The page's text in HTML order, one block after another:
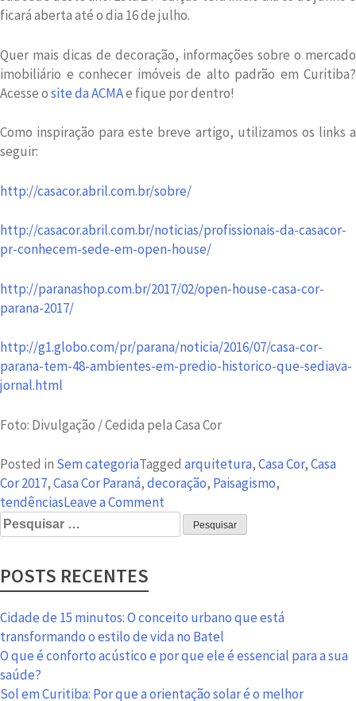
ficará aberta até o dia 16 de julho.
Quer mais dicas de decoração, informações sobre o mercado
imobiliário e conhecer imóveis de alto padrão em Curitiba?
Acesse osite da ACMAe fique por dentro!
Como inspiração para este breve artigo, utilizamos os links a
seguir:
http://casacor.abril.com.br/sobre/
http://casacor.abril.com.br/noticias/profissionais-da-casacor-
pr-conhecem-sede-em-open-house/
http://paranashop.com.br/2017/02/open-house-casa-cor-
parana-2017/
http://g1.globo.com/pr/parana/noticia/2016/07/casa-cor-
parana-tem-48-ambientes-em-predio-historico-que-sediava-
jornal.html
Foto: Divulgação / Cedida pela Casa Cor
Posted in Sem categoriaTagged arquitetura,Casa Cor,Casa
Cor 2017,Casa Cor Paraná,decoração, Paisagismo,
tendênciasLeave a Comment
Casa
Cor
data
e
sede
Pesquisar
por:
POSTS RECENTES
Cidade de 15 minutos: O conceito urbano que está
transformando o estilo de vida no Batel
O que é conforto acústico e por que ele é essencial para a sua
saúde?
Sol em Curitiba: Por que a orientação solar é o melhor